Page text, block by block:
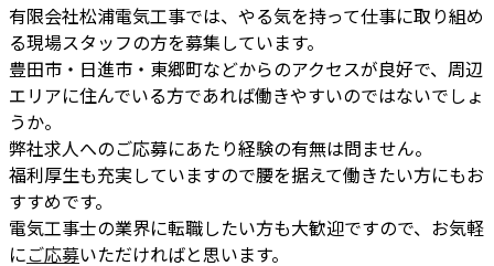
有限会社松浦電気工事では、やる気を持って仕事に取り組め
る現場スタッフの方を募集しています。
豊田市・日進市・東郷町などからのアクセスが良好で、周辺
エリアに住んでいる方であれば働きやすいのではないでしょ
うか。
弊社求人へのご応募にあたり経験の有無は問ません。
福利厚生も充実していますので腰を据えて働きたい方にもお
すすめです。
電気工事士の業界に転職したい方も大歓迎ですので、お気軽
にご応募いただければと思います。